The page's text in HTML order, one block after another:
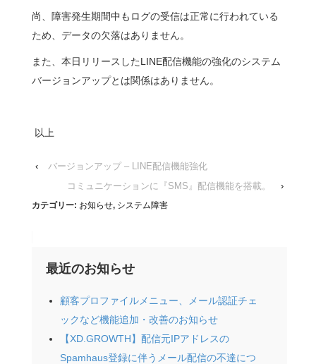
尚、障害発生期間中もログの受信は正常に行われている
ため、データの欠落はありません。
また、本日リリースしたLINE配信機能の強化のシステム
バージョンアップとは関係はありません。
以上
‹
バージョンアップ – LINE配信機能強化
コミュニケーションに『SMS』配信機能を搭載。
›
カテゴリー: お知らせ, システム障害
最近のお知らせ
顧客プロファイルメニュー、メール認証チェ
ックなど機能追加・改善のお知らせ
【XD.GROWTH】配信元IPアドレスの
Spamhaus登録に伴うメール配信の不達につ